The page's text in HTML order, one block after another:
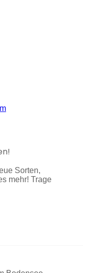
Sorten,
mehr! Trage